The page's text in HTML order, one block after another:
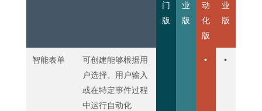
门
版
业
版
动
化
版
业
版
智能表单
可创建能够根据用
户选择、用户输入
或在特定事件过程
中运行自动化
• •